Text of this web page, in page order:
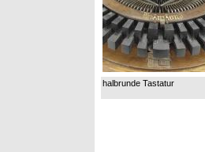
halbrunde Tastatur